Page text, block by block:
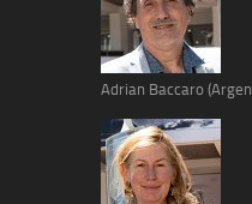
Adrian Baccaro